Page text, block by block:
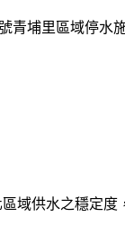
青埔里區域停水
域供水之穩定